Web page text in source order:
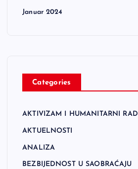
Januar 2024
Categories
AKTIVIZAM I HUMANITARNI RAD
AKTUELNOSTI
ANALIZA
BEZBIJEDNOST U SAOBRAĆAJU